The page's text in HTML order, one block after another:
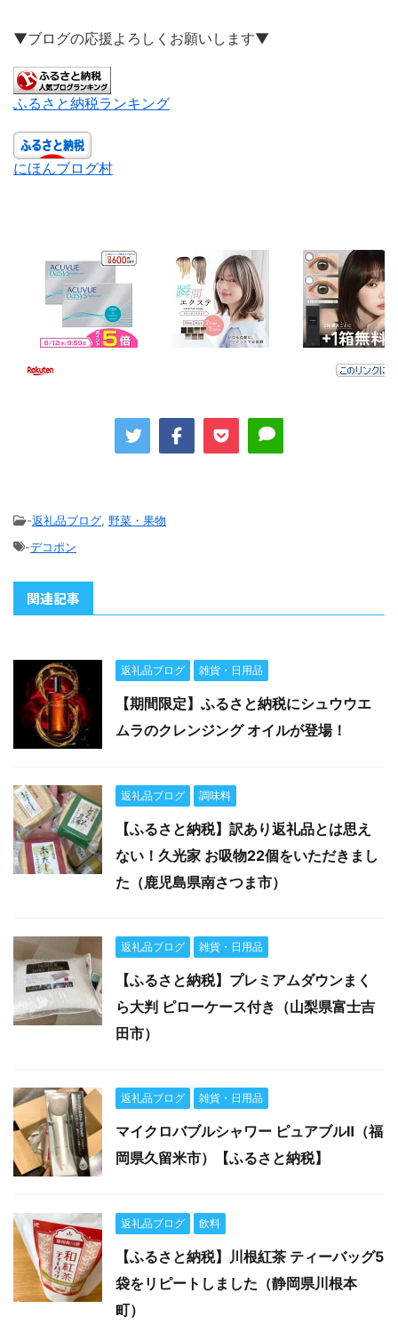
▼ブログの応援よろしくお願いします▼
ふるさと納税ランキング
にほんブログ村
-返礼品ブログ, 野菜・果物
-デコポン
関連記事
返礼品ブログ 雑貨・日用品
【期間限定】ふるさと納税にシュウウエ
ムラのクレンジング オイルが登場！
返礼品ブログ 調味料
【ふるさと納税】訳あり返礼品とは思え
ない！久光家 お吸物22個をいただきまし
た（鹿児島県南さつま市）
返礼品ブログ 雑貨・日用品
【ふるさと納税】プレミアムダウンまく
ら大判 ピローケース付き（山梨県富士吉
田市）
返礼品ブログ 雑貨・日用品
マイクロバブルシャワー ピュアブルⅡ（福
岡県久留米市）【ふるさと納税】
返礼品ブログ 飲料
【ふるさと納税】川根紅茶 ティーバッグ5
袋をリピートしました（静岡県川根本
町）